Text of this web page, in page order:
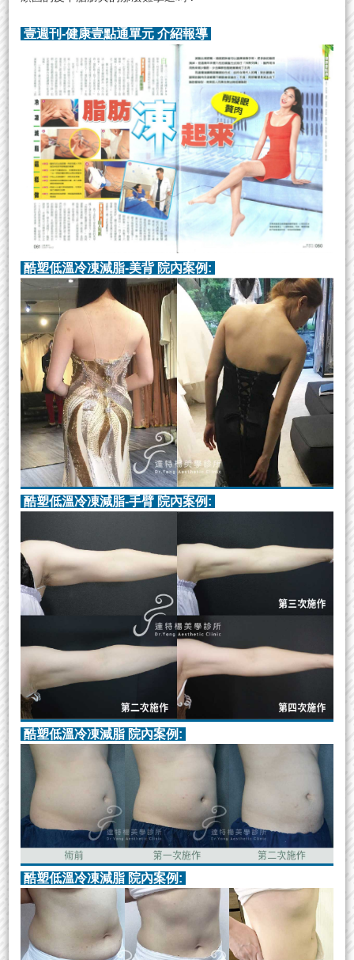
壹週刊-健康壹點通單元 介紹報導
酷塑低溫冷凍減脂-美背 院內案例:
酷塑低溫冷凍減脂-手臂 院內案例:
酷塑低溫冷凍減脂 院內案例:
酷塑低溫冷凍減脂 院內案例: